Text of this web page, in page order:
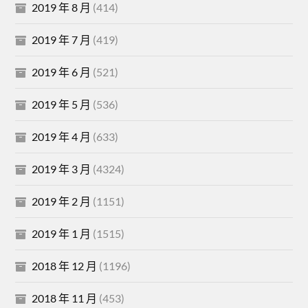
2019 年 8 月 (414)
2019 年 7 月 (419)
2019 年 6 月 (521)
2019 年 5 月 (536)
2019 年 4 月 (633)
2019 年 3 月 (4324)
2019 年 2 月 (1151)
2019 年 1 月 (1515)
2018 年 12 月 (1196)
2018 年 11 月 (453)